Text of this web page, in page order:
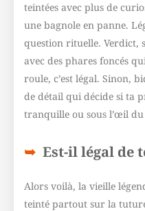
teintées avec plus de
une bagnole en panne.
question rituelle. Verdict,
avec des phares foncés
roule, c’est légal. Sinon,
de détail qui décide si ta
tranquille ou sous l’œil
Est-il légal de
Alors voilà, la vieille
teinté partout sur la